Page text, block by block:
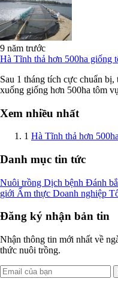
9 năm trước
Hà Tĩnh thả hơn 500ha giống
Sau 1 tháng tích cực chuẩn
xuống giống hơn 500ha tôm
Xem nhiều nhất
1 Hà Tĩnh thả hơn
Danh mục tin tức
Nuôi trồng Dịch bệnh Đánh
giới Ẩm thực Doanh nghiệp
Đăng ký nhận bản tin
Nhận thông tin mới nhất về
thức nuôi trồng.